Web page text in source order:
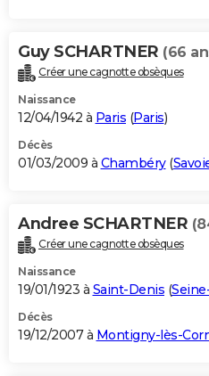
Guy SCHARTNER (66
Créer une cagnotte obsèques
Naissance
12/04/1942 à Paris (Paris)
Décès
01/03/2009 à Chambéry(
Andree SCHARTNER
Créer une cagnotte obsèques
Naissance
19/01/1923 à Saint-Denis (
Décès
19/12/2007 à Montigny-lès-